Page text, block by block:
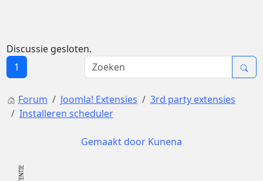
Discussie gesloten.
1
Forum Joomla! Extensies
3rd party extensies
Installeren scheduler
Gemaakt door Kunena